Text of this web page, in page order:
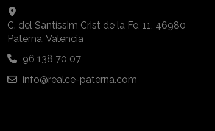
C. del Santíssim Crist de la Fe, 11, 46980
Paterna, Valencia
96 138 70 07
info@realce-paterna.com